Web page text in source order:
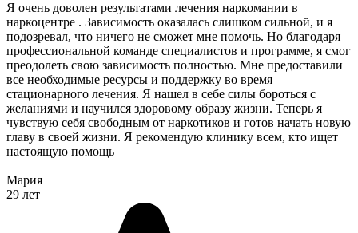
Я очень доволен результатами лечения наркомании в
наркоцентре . Зависимость оказалась слишком сильной, и я
подозревал, что ничего не сможет мне помочь. Но благодаря
профессиональной команде специалистов и программе, я смог
преодолеть свою зависимость полностью. Мне предоставили
все необходимые ресурсы и поддержку во время
стационарного лечения. Я нашел в себе силы бороться с
желаниями и научился здоровому образу жизни. Теперь я
чувствую себя свободным от наркотиков и готов начать новую
главу в своей жизни. Я рекомендую клинику всем, кто ищет
настоящую помощь
Мария
29 лет